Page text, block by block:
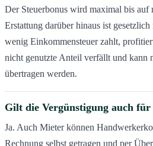
Der Steuerbonus wird maximal bis auf
Erstattung darüber hinaus ist
wenig Einkommensteuer zahlt,
nicht genutzte Anteil verfällt und kann
übertragen werden.
Gilt die Vergünstigung auch
Ja. Auch Mieter können
Rechnung selbst getragen und per